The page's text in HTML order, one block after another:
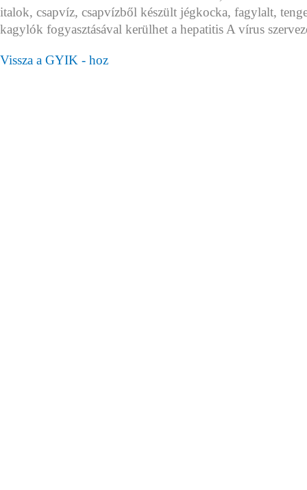
italok, csapvíz, csapvízből készült jégkocka, fagylalt,
kagylók fogyasztásával kerülhet a hepatitis A vírus
Vissza a GYIK - hoz